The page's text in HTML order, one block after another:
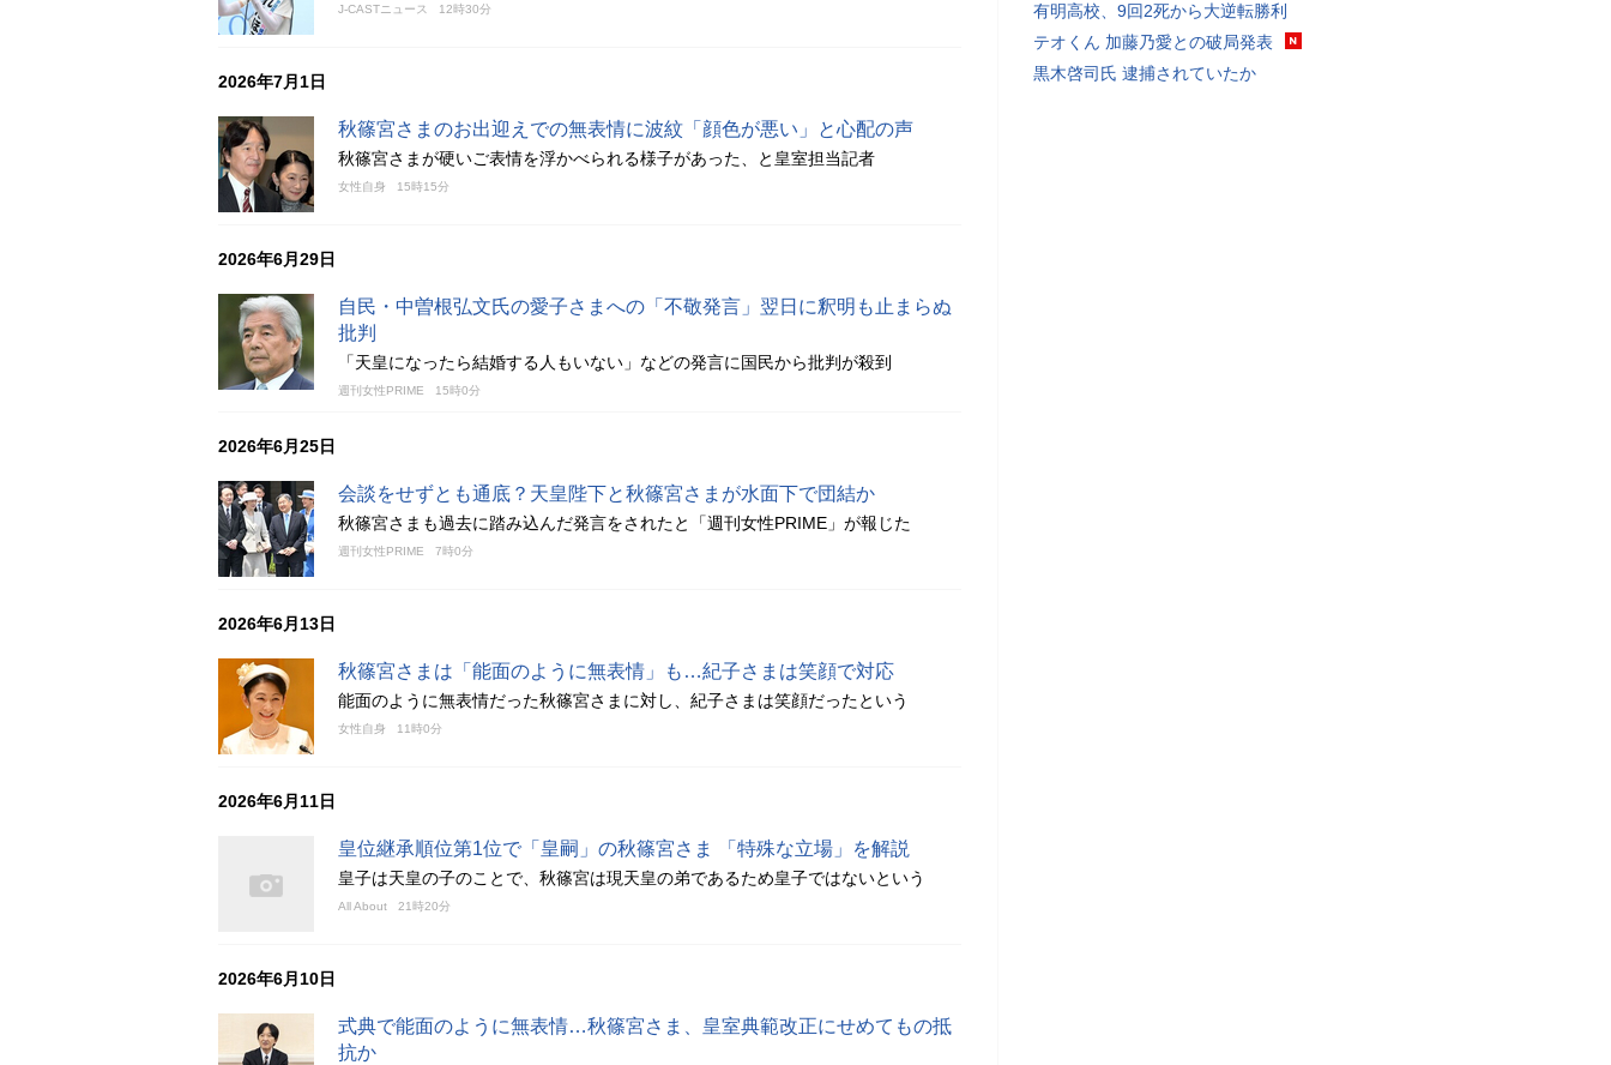
J-CASTニュース 12時30分
2026年7月1日
秋篠宮さまのお出迎えでの無表情に波紋「顔色が悪い」と心配の声
秋篠宮さまが硬いご表情を浮かべられる様子があった、と皇室担当記者
女性自身 15時15分
2026年6月29日
自民・中曽根弘文氏の愛子さまへの「不敬発言」翌日に釈明も止まらぬ
批判
「天皇になったら結婚する人もいない」などの発言に国民から批判が殺到
週刊女性PRIME 15時0分
2026年6月25日
会談をせずとも通底？天皇陛下と秋篠宮さまが水面下で団結か
秋篠宮さまも過去に踏み込んだ発言をされたと「週刊女性PRIME」が報じた
週刊女性PRIME 7時0分
2026年6月13日
秋篠宮さまは「能面のように無表情」も…紀子さまは笑顔で対応
能面のように無表情だった秋篠宮さまに対し、紀子さまは笑顔だったという
女性自身 11時0分
2026年6月11日
皇位継承順位第1位で「皇嗣」の秋篠宮さま 「特殊な立場」を解説
皇子は天皇の子のことで、秋篠宮は現天皇の弟であるため皇子ではないという
All About 21時20分
2026年6月10日
式典で能面のように無表情…秋篠宮さま、皇室典範改正にせめてもの抵
抗か
有明高校、9回2死から大逆転勝利
テオくん 加藤乃愛との破局発表
黒木啓司氏 逮捕されていたか